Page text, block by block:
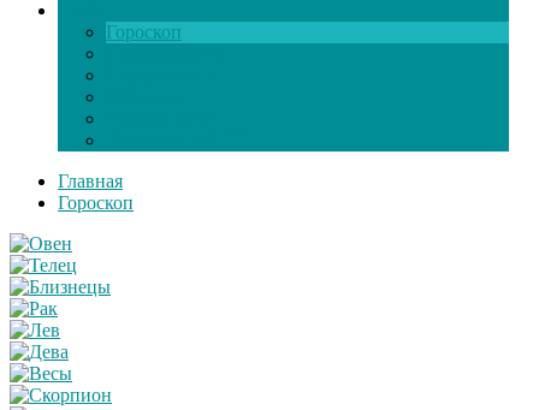
Гороскоп
Главная
Гороскоп